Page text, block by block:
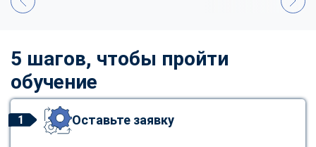
5 шагов, чтобы пройти
обучение
1 Оставьте заявку